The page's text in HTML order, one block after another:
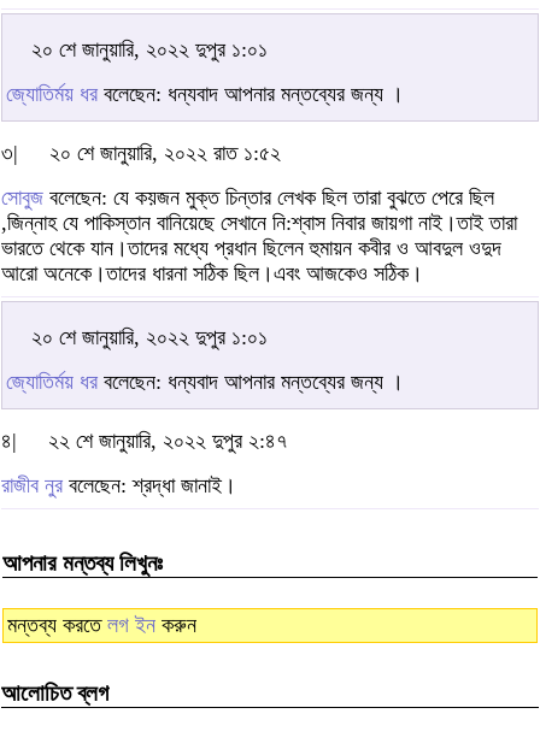
২০ শে জানুয়ারি, ২০২২ দুপুর ১:০১
জ্যোতির্ময় ধর বলেছেন: ধন্যবাদ আপনার মন্তব্যের জন্য ।
৩|
২০ শে জানুয়ারি, ২০২২ রাত ১:৫২
সোবুজ বলেছেন: যে কয়জন মুক্ত চিন্তার লেখক ছিল তারা বুঝতে পেরে ছিল
,জিন্নাহ যে পাকিস্তান বানিয়েছে সেখানে নি:শ্বাস নিবার জায়গা নাই।তাই তারা
ভারতে থেকে যান।তাদের মধ্যে প্রধান ছিলেন হুমায়ন কবীর ও আবদুল ওদুদ
আরো অনেকে।তাদের ধারনা সঠিক ছিল।এবং আজকেও সঠিক।
২০ শে জানুয়ারি, ২০২২ দুপুর ১:০১
জ্যোতির্ময় ধর বলেছেন: ধন্যবাদ আপনার মন্তব্যের জন্য ।
৪|
২২ শে জানুয়ারি, ২০২২ দুপুর ২:৪৭
রাজীব নুর বলেছেন: শ্রদ্ধা জানাই।
আপনার মন্তব্য লিখুনঃ
মন্তব্য করতে লগ ইন করুন
আলোচিত ব্লগ